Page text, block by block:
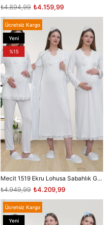
₺4.159,99
₺4.894,99
Mecit 1519 Ekru Lohusa Sabahlık Gecelik Pijama Set
₺4.209,99
₺4.949,99
Ücretsiz Kargo
Yeni
Ürün
%15
Ücretsiz Kargo
Yeni